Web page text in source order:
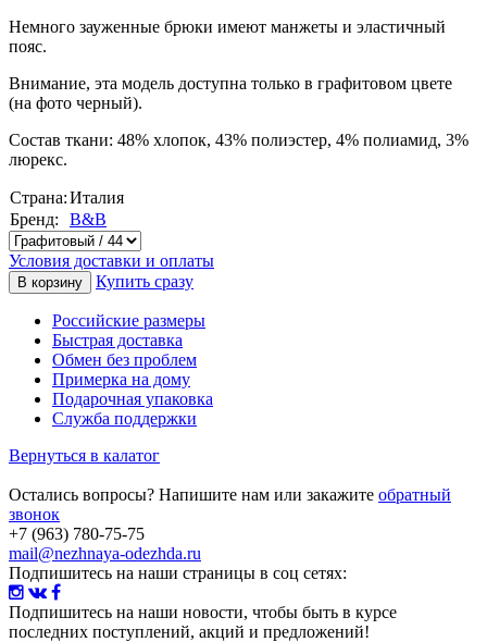
Немного зауженные брюки имеют манжеты и эластичный
пояс.
Внимание, эта модель доступна только в графитовом цвете
(на фото черный).
Состав ткани: 48% хлопок, 43% полиэстер, 4% полиамид, 3%
люрекс.
Страна:Италия
Бренд:
B&B
Условия доставки и оплаты
Купить сразу
Российские размеры
Быстрая доставка
Обмен без проблем
Примерка на дому
Подарочная упаковка
Служба поддержки
Вернуться в калатог
Остались вопросы? Напишите нам или закажите обратный
звонок
+7 (963) 780-75-75
mail@nezhnaya-odezhda.ru
Подпишитесь на наши страницы в соц сетях:
Подпишитесь на наши новости, чтобы быть в курсе
последних поступлений, акций и предложений!